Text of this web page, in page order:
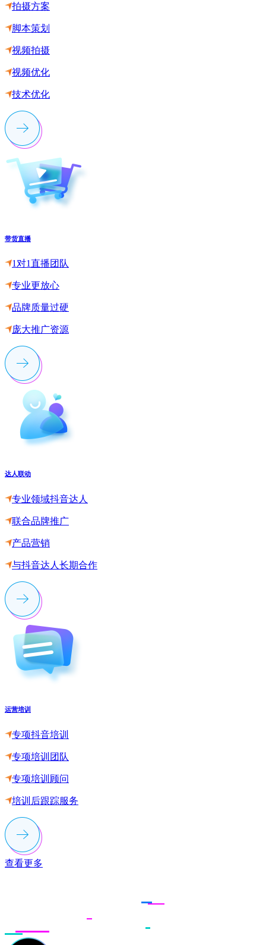
拍摄方案
脚本策划
视频拍摄
视频优化
技术优化
带货直播
1对1直播团队
专业更放心
品牌质量过硬
庞大推广资源
达人联动
专业领域抖音达人
联合品牌推广
产品营销
与抖音达人长期合作
运营培训
专项抖音培训
专项培训团队
专项培训顾问
培训后跟踪服务
查看更多